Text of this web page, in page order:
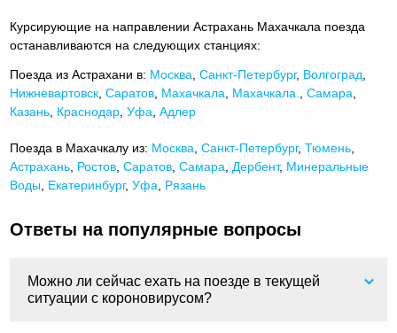
Курсирующие на направлении Астрахань Махачкала поезда
останавливаются на следующих станциях:
Поезда из Астрахани в: Москва ,Санкт-Петербург, Волгоград
Нижневартовск ,Саратов Махачкала Махачкала. ,Самара
Казань Краснодар ,Уфа ,Адлер
Поезда в Махачкалу из: Москва ,Санкт-Петербург,Тюмень
Астрахань Ростов ,Саратов ,Самара Дербент, Минеральные
Воды Екатеринбург,Уфа Рязань
Ответы на популярные вопросы
Можно ли сейчас ехать на поезде в текущей
ситуации с короновирусом?